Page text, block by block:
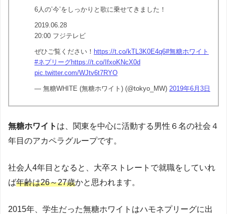
6人の’今’をしっかりと歌に乗せてきました！
2019.06.28
20:00 フジテレビ
ぜひご覧ください！ https://t.co/kTL3K0E4q6#無糖ホワイト
#ネプリーグhttps://t.co/IfxoKNcX0d
pic.twitter.com/WJtv6t7RYO
— 無糖WHITE (無糖ホワイト) (@tokyo_MW) 2019年6月3日
無糖ホワイト は、関東を中心に活動する男性６名の社会４
年目のアカペラグループです。
社会人4年目となると、大卒ストレートで就職をしていれ
ば年齢は26～27歳かと思われます。
2015年、学生だった無糖ホワイトはハモネプリーグに出